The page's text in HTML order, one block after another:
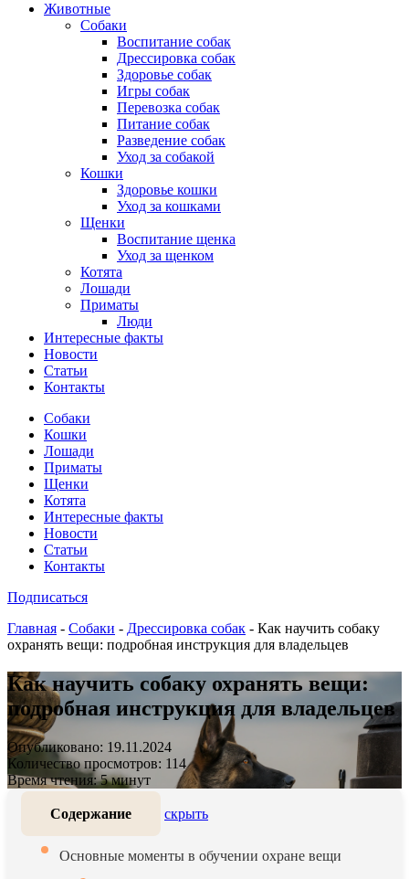
Животные
Собаки
Воспитание собак
Дрессировка собак
Здоровье собак
Игры собак
Перевозка собак
Питание собак
Разведение собак
Уход за собакой
Кошки
Здоровье кошки
Уход за кошками
Щенки
Воспитание щенка
Уход за щенком
Котята
Лошади
Приматы
Люди
Интересные факты
Новости
Статьи
Контакты
Собаки
Кошки
Лошади
Приматы
Щенки
Котята
Интересные факты
Новости
Статьи
Контакты
Подписаться
Главная - Собаки - Дрессировка собак - Как научить собаку
охранять вещи: подробная инструкция для владельцев
Как научить собаку охранять вещи:
подробная инструкция для владельцев
Опубликовано: 19.11.2024
Количество просмотров: 114
Время чтения: 5 минут
Содержание скрыть
Основные моменты в обучении охране вещи